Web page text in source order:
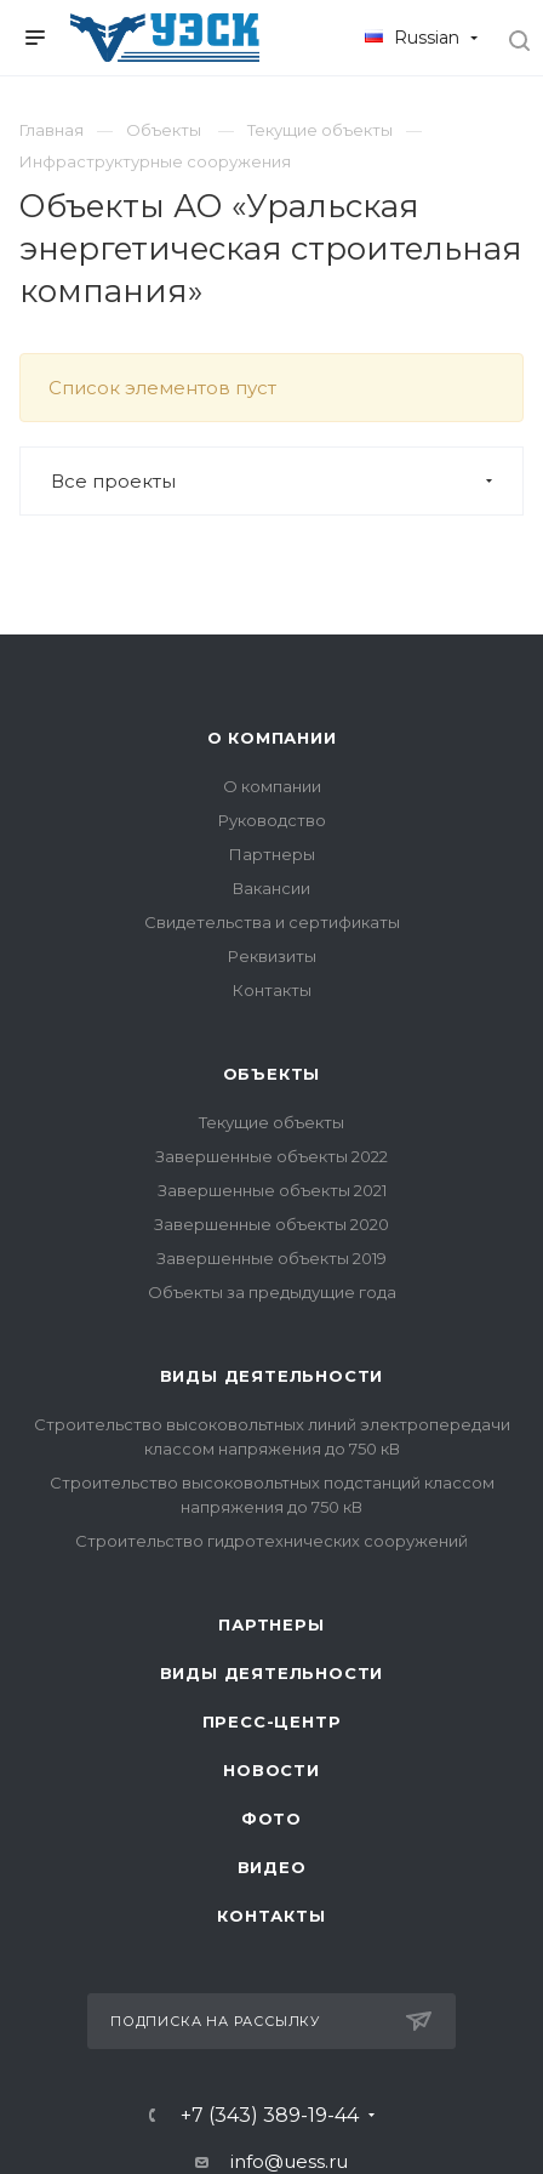
Russian
Главная Объекты
Текущие объекты
Инфраструктурные сооружения
Объекты АО «Уральская
энергетическая строительная
компания»
Список элементов пуст
Все проекты
О КОМПАНИИ
О компании
Руководство
Партнеры
Вакансии
Свидетельства и сертификаты
Реквизиты
Контакты
ОБЪЕКТЫ
Текущие объекты
Завершенные объекты 2022
Завершенные объекты 2021
Завершенные объекты 2020
Завершенные объекты 2019
Объекты за предыдущие года
ВИДЫ ДЕЯТЕЛЬНОСТИ
Строительство высоковольтных линий электропередачи
классом напряжения до 750 кВ
Строительство высоковольтных подстанций классом
напряжения до 750 кВ
Строительство гидротехнических сооружений
ПАРТНЕРЫ
ВИДЫ ДЕЯТЕЛЬНОСТИ
ПРЕСС-ЦЕНТР
НОВОСТИ
ФОТО
ВИДЕО
КОНТАКТЫ
ПОДПИСКА НА РАССЫЛКУ
+7 (343) 389-19-44
info@uess.ru